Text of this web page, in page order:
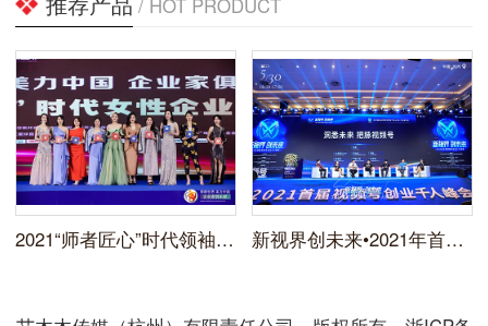
2021“师者匠心”时代领袖企业家峰会活动拍摄 新视界创未来•2021年首届视频号创业千人峰会拍摄